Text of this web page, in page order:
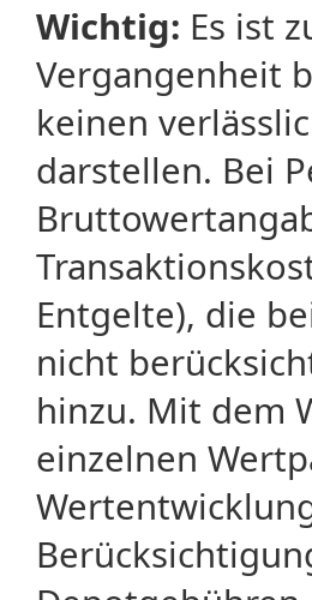
Wichtig: Es ist
Vergangenheit
keinen
darstellen. Bei
Entgelte), die
nicht
hinzu. Mit dem
einzelnen